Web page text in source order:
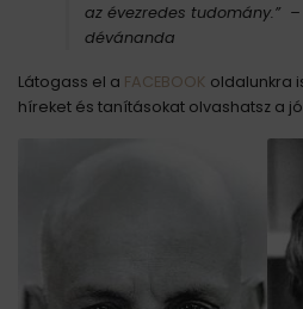
az évezredes tudomány.”
dévánanda
Látogass el a FACEBOOK oldalunkra
híreket és tanításokat olvashatsz a